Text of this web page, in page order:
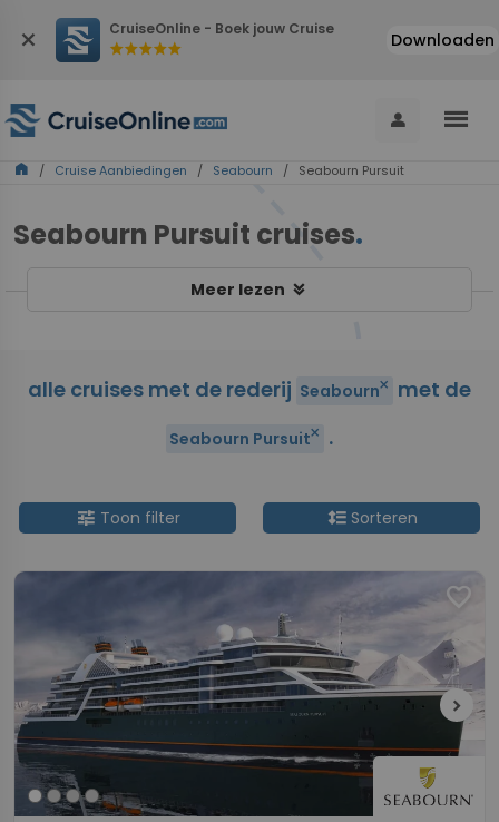
close CruiseOnline - Boek jouw Cruise
starstarstarstarstar Downloaden
person menu
home / Cruise Aanbiedingen / Seabourn / Seabourn Pursuit
Seabourn Pursuit cruises.
Meer lezen keyboard_double_arrow_down
alle cruises met de rederij Seabournclose met de
Seabourn Pursuitclose .
tune Toon filter format_line_spacingSorteren
favorite
chevron_right